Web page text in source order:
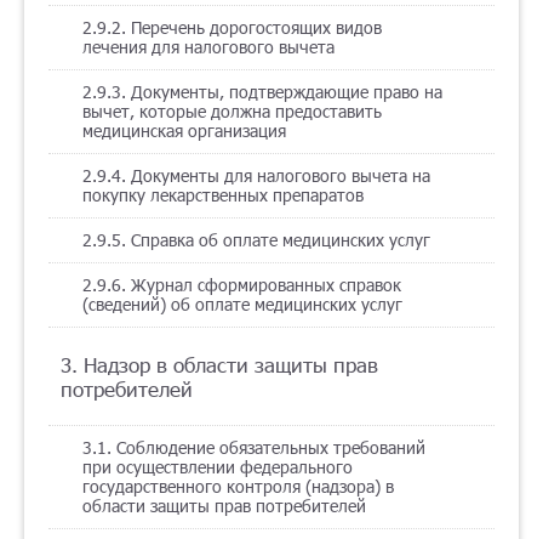
2.9.2. Перечень дорогостоящих видов
лечения для налогового вычета
2.9.3. Документы, подтверждающие право на
вычет, которые должна предоставить
медицинская организация
2.9.4. Документы для налогового вычета на
покупку лекарственных препаратов
2.9.5. Справка об оплате медицинских услуг
2.9.6. Журнал сформированных справок
(сведений) об оплате медицинских услуг
3. Надзор в области защиты прав
потребителей
3.1. Соблюдение обязательных требований
при осуществлении федерального
государственного контроля (надзора) в
области защиты прав потребителей